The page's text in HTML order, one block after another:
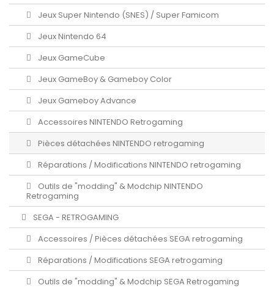
Jeux Super Nintendo (SNES) / Super Famicom
Jeux Nintendo 64
Jeux GameCube
Jeux GameBoy & Gameboy Color
Jeux Gameboy Advance
Accessoires NINTENDO Retrogaming
Pièces détachées NINTENDO retrogaming
Réparations / Modifications NINTENDO retrogaming
Outils de "modding" & Modchip NINTENDO
Retrogaming
SEGA - RETROGAMING
Accessoires / Pièces détachées SEGA retrogaming
Réparations / Modifications SEGA retrogaming
Outils de "modding" & Modchip SEGA Retrogaming